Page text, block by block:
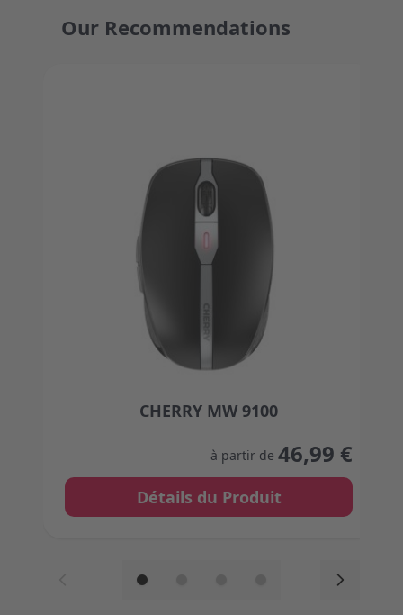
Our Recommendations
CHERRY MW 9100
à partir de 46,99 €
Détails du Produit